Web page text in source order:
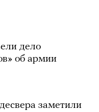
дело
об армии
заметили